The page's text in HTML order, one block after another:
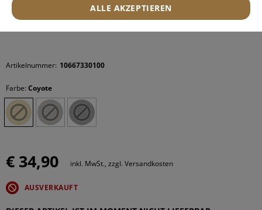
Artikelnummer: 10667330100
Farbe: Coyote
€ 34,90 inkl. MwSt., zzgl. Versandkosten
AUSVERKAUFT
ALLE AKZEPTIEREN